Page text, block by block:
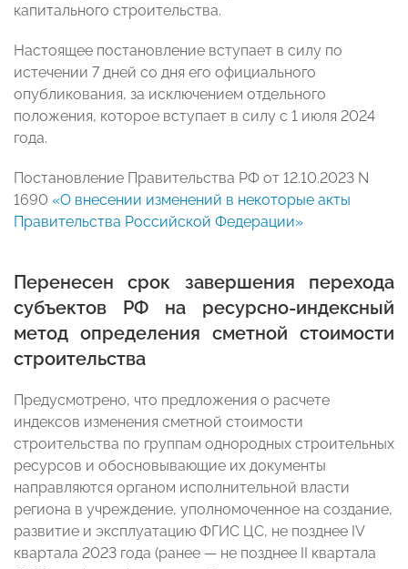
капитального строительства.
Настоящее постановление вступает в силу по
истечении 7 дней со дня его официального
опубликования, за исключением отдельного
положения, которое вступает в силу с 1 июля 2024
года.
Постановление Правительства РФ от 12.10.2023 N
1690 «О внесении изменений в некоторые акты
Правительства Российской Федерации»
Перенесен срок завершения перехода
субъектов РФ на ресурсно-индексный
метод определения сметной стоимости
строительства
Предусмотрено, что предложения о расчете
индексов изменения сметной стоимости
строительства по группам однородных строительных
ресурсов и обосновывающие их документы
направляются органом исполнительной власти
региона в учреждение, уполномоченное на создание,
развитие и эксплуатацию ФГИС ЦС, не позднее IV
квартала 2023 года (ранее — не позднее II квартала